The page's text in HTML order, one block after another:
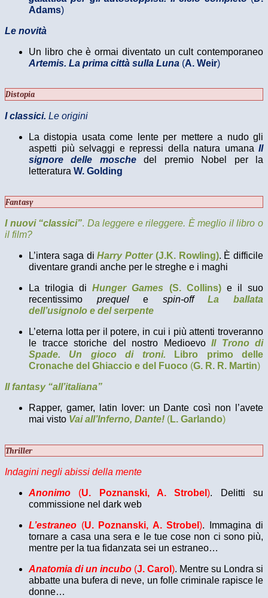
Adams)
Le novità
Un libro che è ormai diventato un cult contemporaneo
Artemis. La prima città sulla Luna (A. Weir)
Distopia
I classici. Le origini
La distopia usata come lente per mettere a nudo gli
aspetti più selvaggi e repressi della natura umana Il
signore delle moschedel premio Nobel per la
letteratura W. Golding
Fantasy
I nuovi “classici”. Da leggere e rileggere. È meglio il libro o
il film?
L’intera saga diHarry Potter (J.K. Rowling). È difficile
diventare grandi anche per le streghe e i maghi
La trilogia diHunger Games (S. Collins)e il suo
recentissimo prequele spin-off
La ballata
dell’usignolo e del serpente
L’eterna lotta per il potere, in cui i più attenti troveranno
le tracce storiche del nostro Medioevo Il Trono di
Spade. Un gioco di troni.
Libro primo delle
Cronache del Ghiaccio e del Fuoco (G. R. R. Martin)
Il fantasy “all’italiana”
Rapper, gamer, latin lover: un Dante così non l’avete
mai visto Vai all’Inferno, Dante! (L. Garlando)
Thriller
Indagini negli abissi della mente
Anonimo (U. Poznanski, A. Strobel). Delitti su
commissione nel dark web
L’estraneo (U. Poznanski, A. Strobel ). Immagina di
tornare a casa una sera e le tue cose non ci sono più,
mentre per la tua fidanzata sei un estraneo…
Anatomia di un incubo (J. Carol ). Mentre su Londra si
abbatte una bufera di neve, un folle criminale rapisce le
donne…